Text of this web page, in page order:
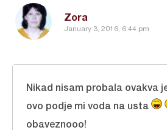
Zora
January 3, 2016, 6:44 pm
Nikad nisam probala ovakva
ovo podje mi voda na usta
obaveznooo!